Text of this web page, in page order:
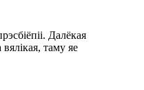
Далёкая
таму яе